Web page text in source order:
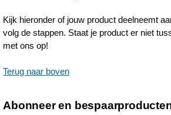
Kijk hieronder of jouw product deelneemt
volg de stappen. Staat je product er niet
met ons op!
Terug naar boven
Abonneer en